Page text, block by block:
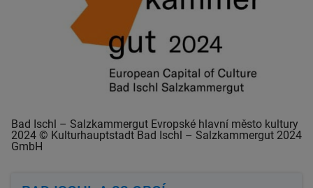
Bad Ischl – Salzkammergut Evropské hlavní město kultury
2024 © Kulturhauptstadt Bad Ischl – Salzkammergut 2024
GmbH